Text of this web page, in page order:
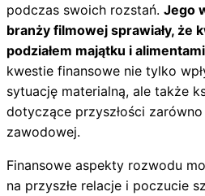
podczas swoich rozstań. Jego
branży filmowej sprawiały, że
podziałem majątku i alimentami
kwestie finansowe nie tylko
sytuację materialną, ale także
dotyczące przyszłości
zawodowej.
Finansowe aspekty rozwodu
na przyszłe relacje i poczucie